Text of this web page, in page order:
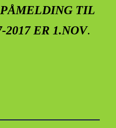
TIL
ER 1.NOV.